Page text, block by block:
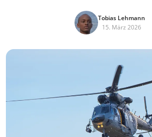
Tobias Lehmann
15. März 2026